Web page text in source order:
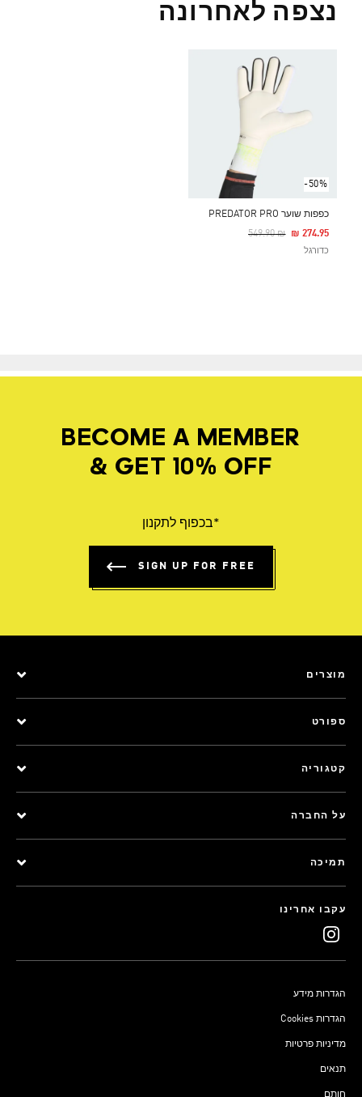
נצפה לאחרונה
-50%
כפפות שוער PREDATOR PRO
Price Reduced From
₪ 549.90
To ₪ 274.95
כדורגל
BECOME A MEMBER
& GET 10% OFF
*בכפוף לתקנון
SIGN UP FOR FREE
מוצרים
ספורט
קטגוריה
על החברה
תמיכה
עקבו אחרינו
הגדרות מידע
Cookies הגדרות
מדיניות פרטיות
תנאים
חותם